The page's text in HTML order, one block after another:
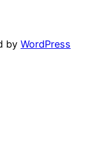
by WordPress